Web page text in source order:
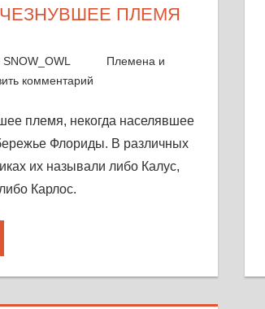
ПЛЕМЯ
SNOW_OWL
Племена и
комментарий
племя, некогда населявшее
Флориды. В различных
их называли либо Калус,
Карлос.